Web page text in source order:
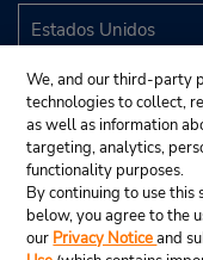
We, and our third-party
technologies to collect,
as well as information
targeting, analytics,
functionality purposes.
By continuing to use
below, you agree to the
our Privacy Noticeand